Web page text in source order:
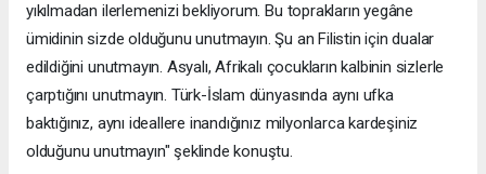
yıkılmadan ilerlemenizi bekliyorum. Bu toprakların yegâne
ümidinin sizde olduğunu unutmayın. Şu an Filistin için dualar
edildiğini unutmayın. Asyalı, Afrikalı çocukların kalbinin sizlerle
çarptığını unutmayın. Türk-İslam dünyasında aynı ufka
baktığınız, aynı ideallere inandığınız milyonlarca kardeşiniz
olduğunu unutmayın" şeklinde konuştu.